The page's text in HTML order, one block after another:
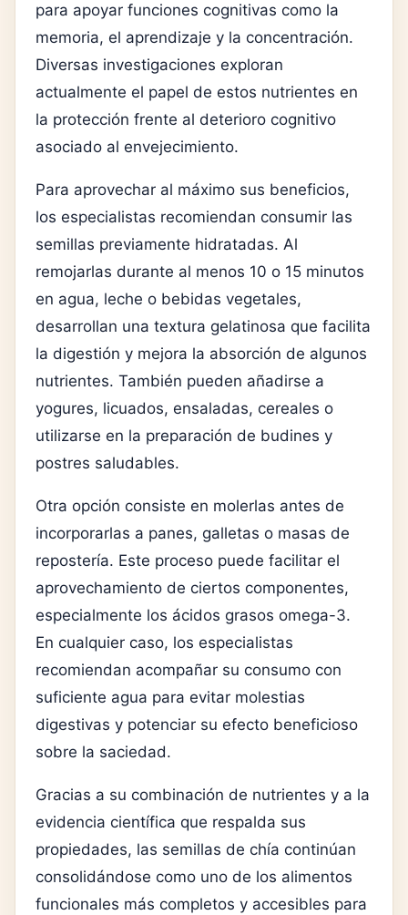
para apoyar funciones cognitivas como la
memoria, el aprendizaje y la concentración.
Diversas investigaciones exploran
actualmente el papel de estos nutrientes en
la protección frente al deterioro cognitivo
asociado al envejecimiento.
Para aprovechar al máximo sus beneficios,
los especialistas recomiendan consumir las
semillas previamente hidratadas. Al
remojarlas durante al menos 10 o 15 minutos
en agua, leche o bebidas vegetales,
desarrollan una textura gelatinosa que facilita
la digestión y mejora la absorción de algunos
nutrientes. También pueden añadirse a
yogures, licuados, ensaladas, cereales o
utilizarse en la preparación de budines y
postres saludables.
Otra opción consiste en molerlas antes de
incorporarlas a panes, galletas o masas de
repostería. Este proceso puede facilitar el
aprovechamiento de ciertos componentes,
especialmente los ácidos grasos omega-3.
En cualquier caso, los especialistas
recomiendan acompañar su consumo con
suficiente agua para evitar molestias
digestivas y potenciar su efecto beneficioso
sobre la saciedad.
Gracias a su combinación de nutrientes y a la
evidencia científica que respalda sus
propiedades, las semillas de chía continúan
consolidándose como uno de los alimentos
funcionales más completos y accesibles para